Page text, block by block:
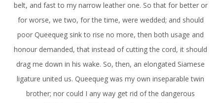
belt, and fast to my narrow leather one. So that for better or
for worse, we two, for the time, were wedded; and should
poor Queequeg sink to rise no more, then both usage and
honour demanded, that instead of cutting the cord, it should
drag me down in his wake. So, then, an elongated Siamese
ligature united us. Queequeg was my own inseparable twin
brother; nor could I any way get rid of the dangerous